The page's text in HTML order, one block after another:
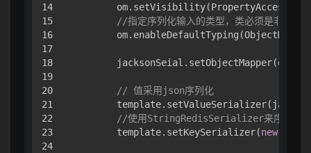
14
15
16
17
18
19
20
21
22
23
24
//指定序列化输入的类型，类必须是非
        jacksonSeial.setObjectMapper(om);
// 值采用json序列化
//使用StringRedisSerializer来序列化和
        template.setKeySerializer(
new